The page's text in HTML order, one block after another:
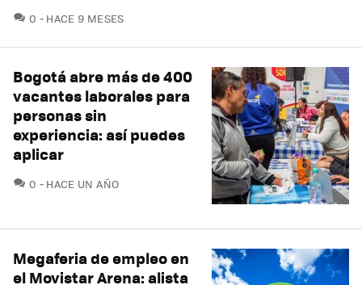
0 COMENTARIOS
HACE 9 MESES
Bogotá abre más de 400
vacantes laborales para
personas sin
experiencia: así puedes
aplicar
0 COMENTARIOS
HACE UN AÑO
Megaferia de empleo en
el Movistar Arena: alista